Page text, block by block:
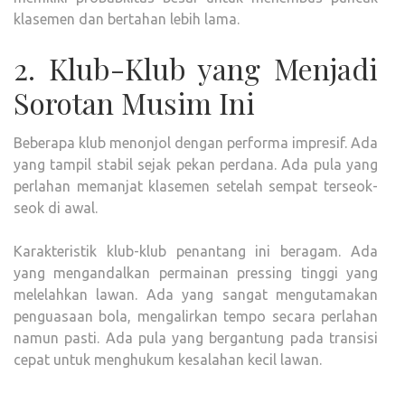
klasemen dan bertahan lebih lama.
2. Klub-Klub yang Menjadi
Sorotan Musim Ini
Beberapa klub menonjol dengan performa impresif. Ada
yang tampil stabil sejak pekan perdana. Ada pula yang
perlahan memanjat klasemen setelah sempat terseok-
seok di awal.
Karakteristik klub-klub penantang ini beragam. Ada
yang mengandalkan permainan pressing tinggi yang
melelahkan lawan. Ada yang sangat mengutamakan
penguasaan bola, mengalirkan tempo secara perlahan
namun pasti. Ada pula yang bergantung pada transisi
cepat untuk menghukum kesalahan kecil lawan.